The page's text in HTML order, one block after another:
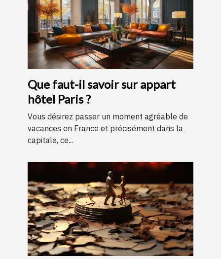
Que faut-il savoir sur appart
hôtel Paris ?
Vous désirez passer un moment agréable de
vacances en France et précisément dans la
capitale, ce...